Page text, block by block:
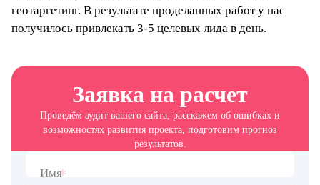
геотаргетинг. В результате проделанных работ у нас
получилось привлекать 3-5 целевых лида в день.
Заявка на расчет
Проведём аудит вашего сайта, расскажем об ошибках и
возможностях развития проекта, подготовим прогноз
результатов.
Имя*